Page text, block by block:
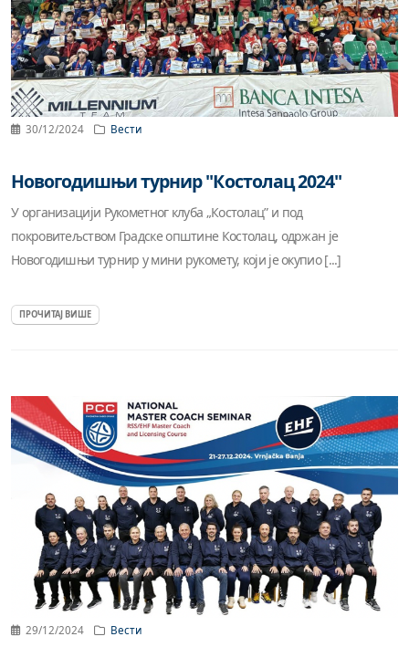
30/12/2024 Вести
Новогодишњи турнир "Костолац 2024"
У организацији Рукометног клуба „Костолац” и под
покровитељством Градске општине Костолац, одржан је
Новогодишњи турнир у мини рукомету, који је окупио [...]
ПРОЧИТАЈ ВИШЕ
29/12/2024 Вести